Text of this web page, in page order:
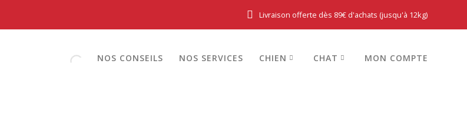
Livraison offerte dès 89€ d'achats (jusqu'à 12kg)
NOS CONSEILS NOS SERVICES CHIEN CHAT MON COMPTE